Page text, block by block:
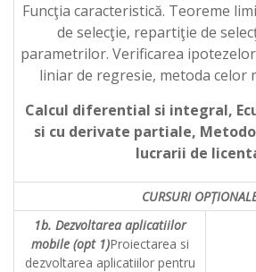
Funcţia caracteristică. Teoreme
de selecţie, repartiţie de
parametrilor. Verificarea
liniar de regresie, metoda celor
Calcul diferential si integral,
si cu derivate partiale,
lucrarii de
CURSURI
1b. Dezvoltarea aplicatiilor
mobile (opt 1)Proiectarea si
dezvoltarea aplicatiilor pentru